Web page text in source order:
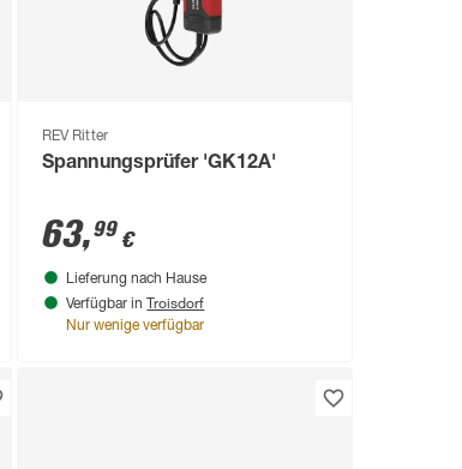
REV Ritter
Spannungsprüfer 'GK12A'
63,99 €
Lieferung nach Hause
Verfügbar in Troisdorf
Nur wenige verfügbar